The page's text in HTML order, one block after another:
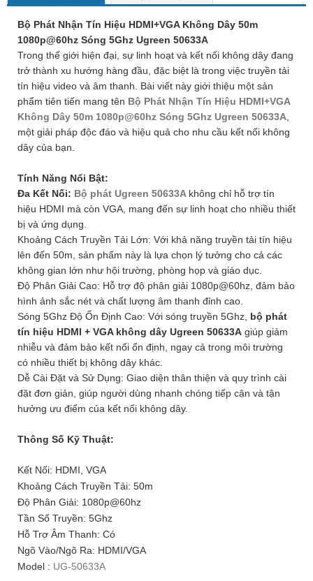
Bộ Phát Nhận Tín Hiệu HDMI+VGA Không Dây 50m
1080p@60hz Sóng 5Ghz Ugreen 50633A
Trong thế giới hiện đại, sự linh hoạt và kết nối không dây đang
trở thành xu hướng hàng đầu, đặc biệt là trong việc truyền tải
tín hiệu video và âm thanh. Bài viết này giới thiệu một sản
phẩm tiên tiến mang tên Bộ Phát Nhận Tín Hiệu HDMI+VGA
Không Dây 50m 1080p@60hz Sóng 5Ghz Ugreen 50633A
một giải pháp độc đáo và hiệu quả cho nhu cầu kết nối không
dây của bạn.
Tính Năng Nổi Bật:
Đa Kết Nối: Bộ phát Ugreen 50633A không chỉ hỗ trợ tín
hiệu HDMI mà còn VGA, mang đến sự linh hoạt cho nhiều thiết
bị và ứng dụng.
Khoảng Cách Truyền Tải Lớn: Với khả năng truyền tải tín hiệu
lên đến 50m, sản phẩm này là lựa chọn lý tưởng cho cả các
không gian lớn như hội trường, phòng họp và giáo dục.
Độ Phân Giải Cao: Hỗ trợ độ phân giải 1080p@60hz, đảm bảo
hình ảnh sắc nét và chất lượng âm thanh đỉnh cao.
Sóng 5Ghz Độ Ổn Định Cao: Với sóng truyền 5Ghz, bộ phát
tín hiệu HDMI + VGA không dây Ugreen 50633A giúp giảm
nhiễu và đảm bảo kết nối ổn định, ngay cả trong môi trường
có nhiều thiết bị không dây khác.
Dễ Cài Đặt và Sử Dụng: Giao diện thân thiện và quy trình cài
đặt đơn giản, giúp người dùng nhanh chóng tiếp cận và tận
hưởng ưu điểm của kết nối không dây.
Thông Số Kỹ Thuật:
Kết Nối: HDMI, VGA
Khoảng Cách Truyền Tải: 50m
Độ Phân Giải: 1080p@60hz
Tần Số Truyền: 5Ghz
Hỗ Trợ Âm Thanh: Có
Ngõ Vào/Ngõ Ra: HDMI/VGA
Model : UG-50633A